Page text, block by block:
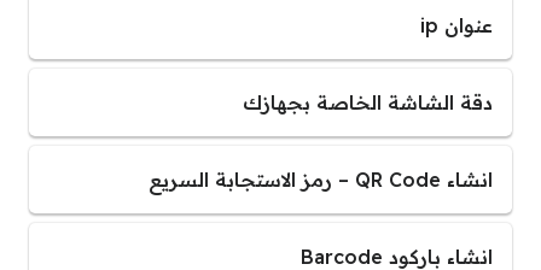
عنوان ip
دقة الشاشة الخاصة بجهازك
انشاء QR Code – رمز الاستجابة السريع
انشاء باركود Barcode